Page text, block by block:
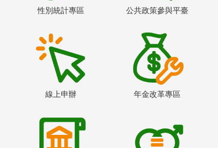
性別統計專區 公共政策參與平臺
線上申辦 年金改革專區